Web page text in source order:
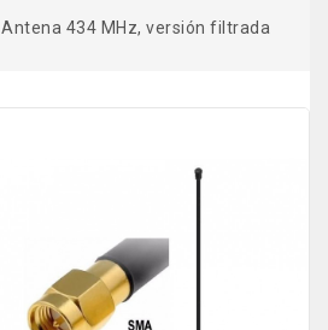
Antena 434 MHz, versión filtrada